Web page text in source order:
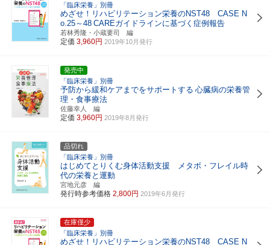
「臨床栄養」別冊
めざせ！リハビリテーション栄養のNST48 CASE N
o.25～48 CAREガイドラインに基づく症例報告
若林秀隆・小蔵要司 編
定価 3,960円 2019年10月発行
発売中
「臨床栄養」別冊
予防から緩和ケアまでをサポートする 心臓病の栄養管
理・食事療法
佐藤幸人 編
定価 3,960円 2019年8月発行
品切れ
「臨床栄養」別冊
はじめてとりくむ身体活動支援 メタボ・フレイル時
代の栄養と運動
宮地元彦 編
発行時参考価格 2,800円 2019年6月発行
在庫僅少
「臨床栄養」別冊
めざせ！リハビリテーション栄養のNST48 CASE N